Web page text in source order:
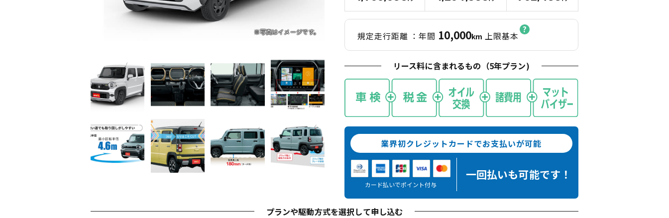
規定走行距離 ：年間 10,000km 上限基本
リース料に含まれるもの（5年プラン)
業界初クレジットカードでお支払いが可能
カード払いでポイント付与
一回払いも可能です！
プランや駆動方式を選択して申し込む